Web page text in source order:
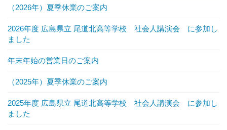
（2026年）夏季休業のご案内
2026年度 広島県立 尾道北高等学校 社会人講演会 に参加し
ました
年末年始の営業日のご案内
（2025年）夏季休業のご案内
2025年度 広島県立 尾道北高等学校 社会人講演会 に参加し
ました